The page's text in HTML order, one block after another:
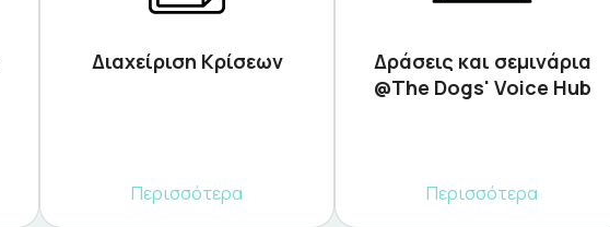
Διαχείριση Κρίσεων
Περισσότερα
Δράσεις και σεμινάρια
@The Dogs' Voice Hub
Περισσότερα